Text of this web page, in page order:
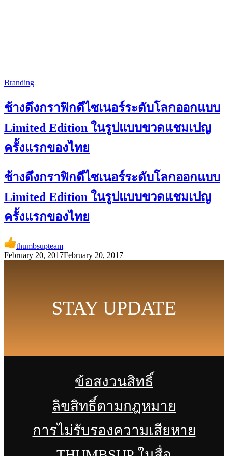
Branding
ช้างดึงกราฟิกดีไซเนอร์ระดับโลกออกแบบ
Limited Edition ในรูปแบบขวดแชมเปญ
ครั้งแรกของไทย
ช้างดึงกราฟิกดีไซเนอร์ระดับโลกออกแบบ
Limited Edition ในรูปแบบขวดแชมเปญ
ครั้งแรกของไทย
thumbsupteam
February 20, 2017February 20, 2017
STAY UPDATE
ข้อสงวนสิทธิ์
ลิขสิทธิ์ตามกฎหมาย
การไม่รับรองความเสียหาย